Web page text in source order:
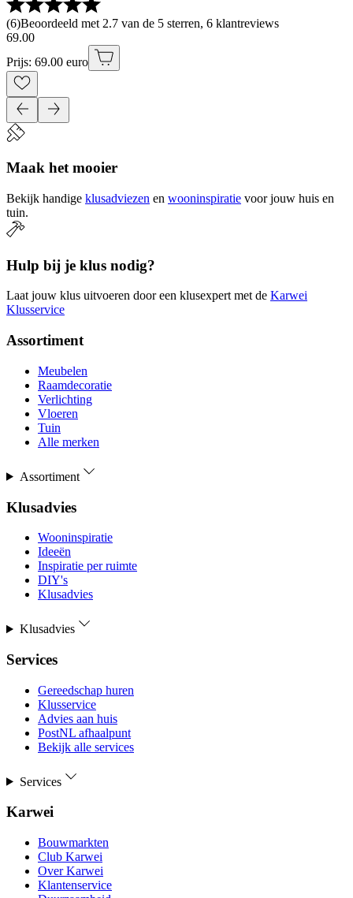
(6)Beoordeeld met 2.7 van de 5 sterren, 6 klantreviews
69.00
Prijs: 69.00 euro
Maak het mooier
Bekijk handige klusadviezen en wooninspiratie voor jouw huis en
tuin.
Hulp bij je klus nodig?
Laat jouw klus uitvoeren door een klusexpert met de Karwei
Klusservice
Assortiment
Meubelen
Raamdecoratie
Verlichting
Vloeren
Tuin
Alle merken
Assortiment
Klusadvies
Wooninspiratie
Ideeën
Inspiratie per ruimte
DIY's
Klusadvies
Klusadvies
Services
Gereedschap huren
Klusservice
Advies aan huis
PostNL afhaalpunt
Bekijk alle services
Services
Karwei
Bouwmarkten
Club Karwei
Over Karwei
Klantenservice